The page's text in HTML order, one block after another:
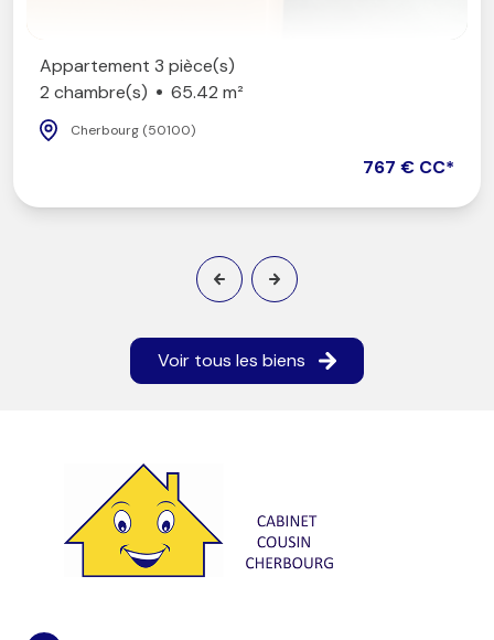
Appartement 3 pièce(s)
2 chambre(s)
65.42 m²
Cherbourg (50100)
767 € CC*
Voir tous les biens